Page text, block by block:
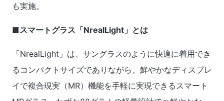
も実施。
■スマートグラス「NrealLight」とは
「NrealLight」は、サングラスのように快適に着用でき
るコンパクトサイズでありながら、鮮やかなディスプレ
イで複合現実（MR）機能を手軽に実現できるスマート